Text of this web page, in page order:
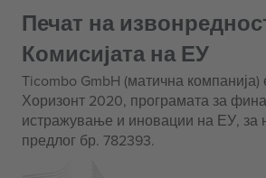
Печат на
Комисијата на ЕУ
Ticombo GmbH (матична компанија)
Хоризонт 2020, програмата за
истражување и иновации на ЕУ, за
предлог бр. 782393.